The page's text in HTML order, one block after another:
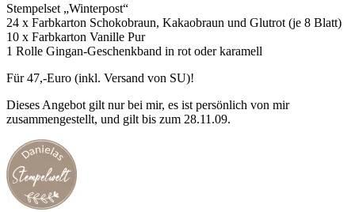
Stempelset „Winterpost“
24 x Farbkarton Schokobraun, Kakaobraun und Glutrot (je 8 Blatt)
10 x Farbkarton Vanille Pur
1 Rolle Gingan-Geschenkband in rot oder karamell
Für 47,-Euro (inkl. Versand von SU)!
Dieses Angebot gilt nur bei mir, es ist persönlich von mir
zusammengestellt, und gilt bis zum 28.11.09.